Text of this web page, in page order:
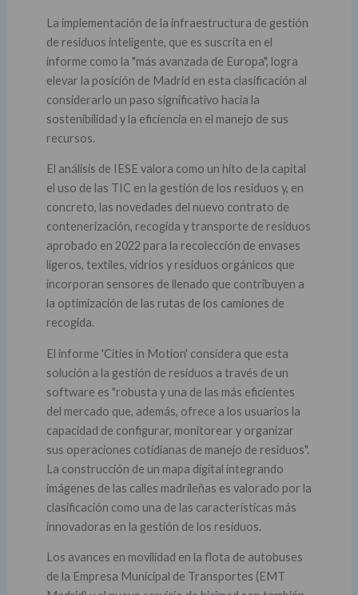
La implementación de la infraestructura de gestión
de residuos inteligente, que es suscrita en el
informe como la "más avanzada de Europa", logra
elevar la posición de Madrid en esta clasificación al
considerarlo un paso significativo hacia la
sostenibilidad y la eficiencia en el manejo de sus
recursos.
El análisis de IESE valora como un hito de la capital
el uso de las TIC en la gestión de los residuos y, en
concreto, las novedades del nuevo contrato de
contenerización, recogida y transporte de residuos
aprobado en 2022 para la recolección de envases
ligeros, textiles, vidrios y residuos orgánicos que
incorporan sensores de llenado que contribuyen a
la optimización de las rutas de los camiones de
recogida.
El informe 'Cities in Motion' considera que esta
solución a la gestión de residuos a través de un
software es "robusta y una de las más eficientes
del mercado que, además, ofrece a los usuarios la
capacidad de configurar, monitorear y organizar
sus operaciones cotidianas de manejo de residuos".
La construcción de un mapa digital integrando
imágenes de las calles madrileñas es valorado por la
clasificación como una de las características más
innovadoras en la gestión de los residuos.
Los avances en movilidad en la flota de autobuses
de la Empresa Municipal de Transportes (EMT